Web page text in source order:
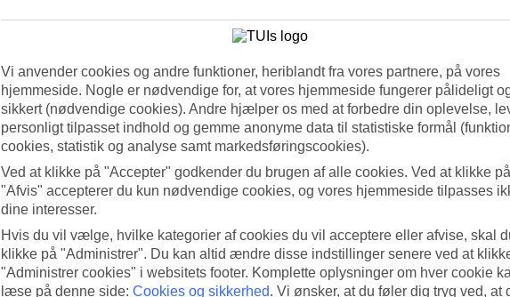
Vi anvender cookies og andre funktioner, heriblandt fra vores partnere, på vores
hjemmeside. Nogle er nødvendige for, at vores hjemmeside fungerer pålideligt
sikkert (nødvendige cookies). Andre hjælper os med at forbedre din oplevelse,
personligt tilpasset indhold og gemme anonyme data til statistiske formål
cookies, statistik og analyse samt markedsføringscookies).
Ved at klikke på "Accepter" godkender du brugen af alle cookies. Ved at klikke på
"Afvis" accepterer du kun nødvendige cookies, og vores hjemmeside tilpasses
dine interesser.
Hvis du vil vælge, hvilke kategorier af cookies du vil acceptere eller afvise, skal
klikke på "Administrer". Du kan altid ændre disse indstillinger senere ved at
"Administrer cookies" i websitets footer. Komplette oplysninger om hver cookie
læse på denne side: Cookies og sikkerhed. Vi ønsker, at du føler dig tryg ved, at